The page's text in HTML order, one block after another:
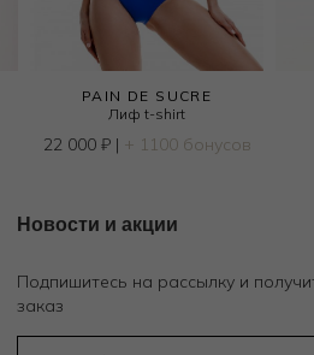
PAIN DE SUCRE
Лиф t-shirt
22 000 ₽| + 1100 бонусов
Новости и акции
Подпишитесь на рассылку и
заказ